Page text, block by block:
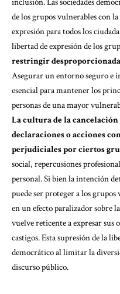
de los grupos vulnerables con
expresión para todos los
libertad de expresión de los
restringir
Asegurar un entorno seguro e
esencial para mantener los
personas de una mayor
La cultura de la
declaraciones o acciones
perjudiciales por ciertos
social, repercusiones
personal. Si bien la intención
puede ser proteger a los
en un efecto paralizador sobre
vuelve reticente a expresar sus
castigos. Esta supresión de la
democrático al limitar la
discurso público.